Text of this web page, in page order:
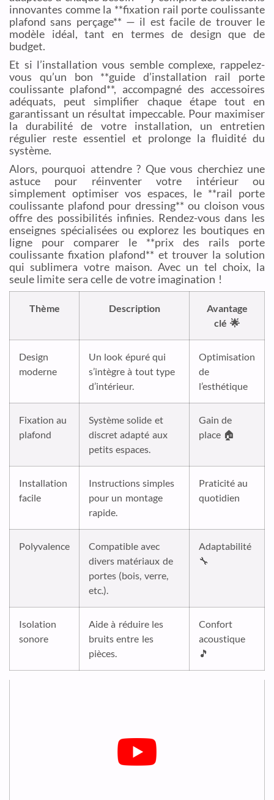
innovantes comme la **fixation rail porte coulissante
plafond sans perçage** — il est facile de trouver le
modèle idéal, tant en termes de design que de
budget.
Et si l’installation vous semble complexe, rappelez-
vous qu’un bon **guide d’installation rail porte
coulissante plafond**, accompagné des accessoires
adéquats, peut simplifier chaque étape tout en
garantissant un résultat impeccable. Pour maximiser
la durabilité de votre installation, un entretien
régulier reste essentiel et prolonge la fluidité du
système.
Alors, pourquoi attendre ? Que vous cherchiez une
astuce pour réinventer votre intérieur ou
simplement optimiser vos espaces, le **rail porte
coulissante plafond pour dressing** ou cloison vous
offre des possibilités infinies. Rendez-vous dans les
enseignes spécialisées ou explorez les boutiques en
ligne pour comparer le **prix des rails porte
coulissante fixation plafond** et trouver la solution
qui sublimera votre maison. Avec un tel choix, la
seule limite sera celle de votre imagination !
Thème Description
Avantage
clé 🌟
Design
moderne
Un look épuré qui
s’intègre à tout type
d’intérieur.
Optimisation
de
l’esthétique
Fixation au
plafond
Système solide et
discret adapté aux
petits espaces.
Gain de
place 🏠
Installation
facile
Instructions simples
pour un montage
rapide.
Praticité au
quotidien
Polyvalence
Compatible avec
divers matériaux de
portes (bois, verre,
etc.).
Adaptabilité
🔧
Isolation
sonore
Aide à réduire les
bruits entre les
pièces.
Confort
acoustique
🎵